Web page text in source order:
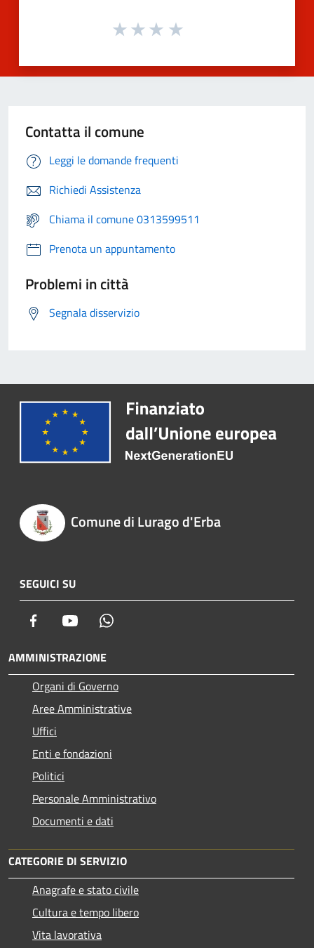
Contatta il comune
Leggi le domande frequenti
Richiedi Assistenza
Chiama il comune 0313599511
Prenota un appuntamento
Problemi in città
Segnala disservizio
Comune di Lurago d'Erba
SEGUICI SU
Facebook Youtube
AMMINISTRAZIONE
Organi di Governo
Aree Amministrative
Uffici
Enti e fondazioni
Politici
Personale Amministrativo
Documenti e dati
CATEGORIE DI SERVIZIO
Anagrafe e stato civile
Cultura e tempo libero
Vita lavorativa